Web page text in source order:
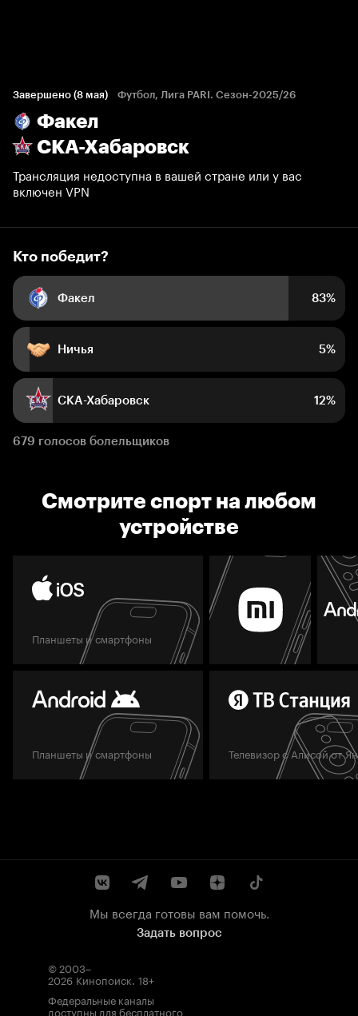
Завершено (8 мая) Футбол, Лига PARI. Сезон-2025/26
Факел
СКА-Хабаровск
Трансляция недоступна в вашей стране или у вас
включен VPN
83% 5%
Кто победит?
Факел 83%
Ничья 5%
СКА-Хабаровск 12%
679 голосов болельщиков
Смотрите спорт на любом
устройстве
Планшеты и смартфоны
Планшеты и смартфоны Телевизор с Алисой от
Мы всегда готовы вам помочь.
Задать вопрос
© 2003–
2026 Кинопоиск 18+
Федеральные каналы
доступны для бесплатного